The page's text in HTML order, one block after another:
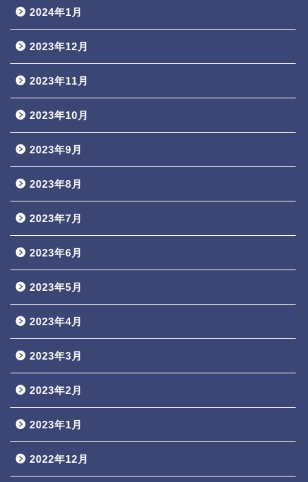
2024年1月
2023年12月
2023年11月
2023年10月
2023年9月
2023年8月
2023年7月
2023年6月
2023年5月
2023年4月
2023年3月
2023年2月
2023年1月
2022年12月